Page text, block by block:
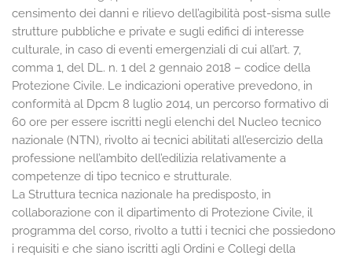
censimento dei danni e rilievo dell’agibilità post-sisma sulle
strutture pubbliche e private e sugli edifici di interesse
culturale, in caso di eventi emergenziali di cui all’art. 7,
comma 1, del DL. n. 1 del 2 gennaio 2018 – codice della
Protezione Civile. Le indicazioni operative prevedono, in
conformità al Dpcm 8 luglio 2014, un percorso formativo di
60 ore per essere iscritti negli elenchi del Nucleo tecnico
nazionale (NTN), rivolto ai tecnici abilitati all’esercizio della
professione nell’ambito dell’edilizia relativamente a
competenze di tipo tecnico e strutturale.
La Struttura tecnica nazionale ha predisposto, in
collaborazione con il dipartimento di Protezione Civile, il
programma del corso, rivolto a tutti i tecnici che possiedono
i requisiti e che siano iscritti agli Ordini e Collegi della